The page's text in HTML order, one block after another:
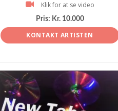
Klik for at se video
Pris: Kr. 10.000
KONTAKT ARTISTEN